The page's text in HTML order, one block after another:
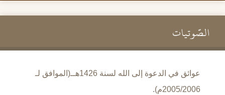
الصَّوتيات
عوائق في الدعوة إلى الله لسنة 1426هــ(الموافق لـ
2005/2006م).